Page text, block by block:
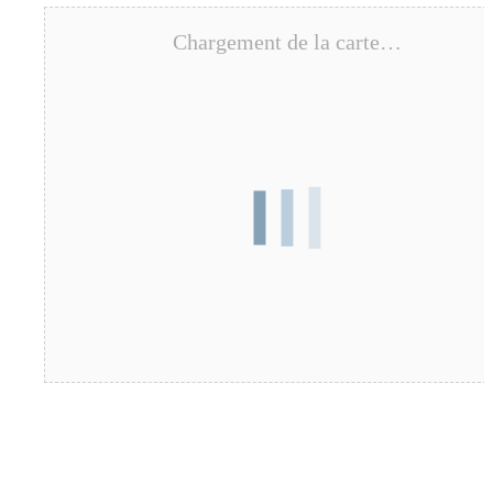
Chargement de la carte…